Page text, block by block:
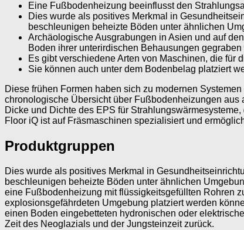
Eine Fußbodenheizung beeinflusst den
Dies wurde als positives Merkmal in
beschleunigen beheizte Böden unter ähnlichen
Archäologische Ausgrabungen in Asien und auf
Boden ihrer unterirdischen Behausungen gegraben
Es gibt verschiedene Arten von Maschinen, die für
Sie können auch unter dem Bodenbelag platziert
Diese frühen Formen haben sich zu modernen
chronologische Übersicht über Fußbodenheizungen
Dicke und Dichte des EPS für
Floor iQ ist auf Fräsmaschinen spezialisiert und
Produktgruppen
Dies wurde als positives Merkmal in
beschleunigen beheizte Böden unter ähnlichen
eine Fußbodenheizung mit flüssigkeitsgefüllten Rohren
explosionsgefährdeten Umgebung platziert werden
einen Boden eingebetteten hydronischen oder
Zeit des Neoglazials und der Jungsteinzeit zurück.